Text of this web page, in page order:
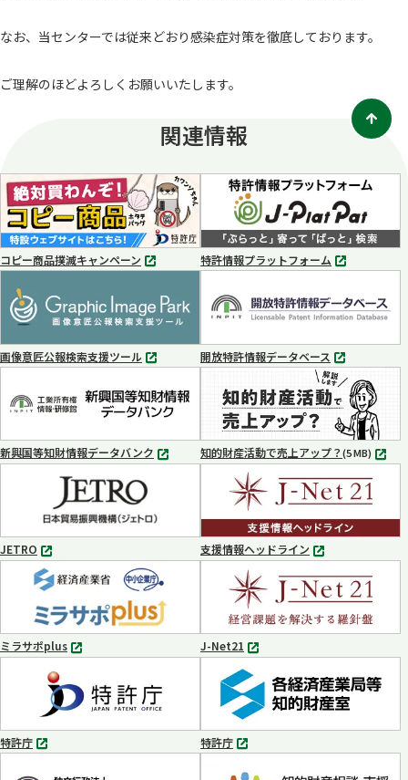
なお、当センターでは従来どおり感染症対策を徹底しております。
ご理解のほどよろしくお願いいたします。
関連情報
コピー商品撲滅キャンペーン
別
で
開
く
特許情報プラットフォーム
別
ブ
で
く
画像意匠公報検索支援ツール
別
ブ
で
く
開放特許情報データベース
別
タ
ブ
で
開
く
新興国等知財情報データバンク
別
開
く
知的財産活動で売上アップ？(5 MB) MP4
JETRO
別
タ
ブ
で
開
く
支援情報ヘッドライン
別
タ
ブ
で
開
く
ミラサポplus
別
ブ
で
開
く
J-Net21
別
タ
ブ
で
開
く
特許庁
別
特許庁
別